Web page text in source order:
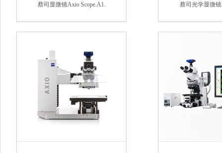
蔡司显微镜Axio Scope.A1. 蔡司光学显微镜